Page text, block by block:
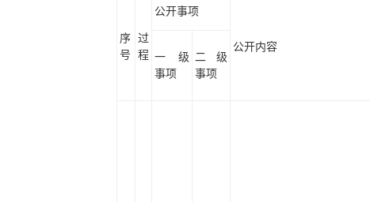
序
号
过
程
公开事项
公开内容
一级
事项
二级
事项